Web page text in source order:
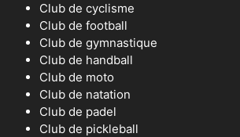
Club de cyclisme
Club de football
Club de gymnastique
Club de handball
Club de moto
Club de natation
Club de padel
Club de pickleball